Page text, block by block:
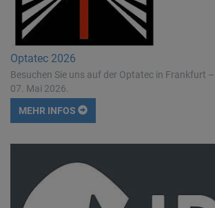
Optatec 2026
Besuchen Sie uns auf der Optatec in Frankfurt
07. Mai 2026.
MEHR INFOS